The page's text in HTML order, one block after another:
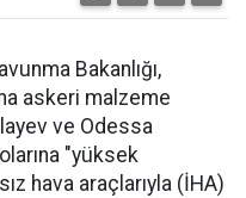
Bakanlığı,
askeri malzeme
ve Odessa
"yüksek
hava araçlarıyla (İHA)